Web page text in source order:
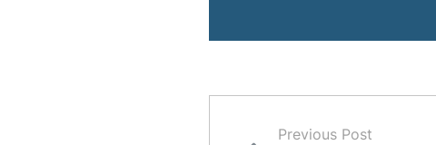
Previous Post